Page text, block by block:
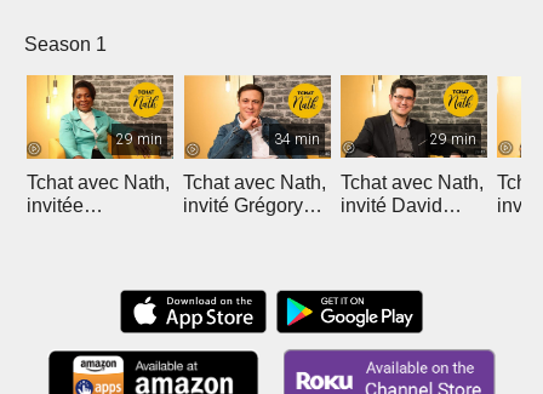
Season 1
29 min
Tchat avec Nath,
invitée
34 min
Tchat avec Nath,
invité Grégory
29 min
Tchat avec Nath,
invité David